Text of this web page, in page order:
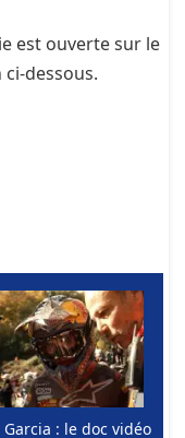
est ouverte sur le
dessous.
Garcia : le doc vidéo